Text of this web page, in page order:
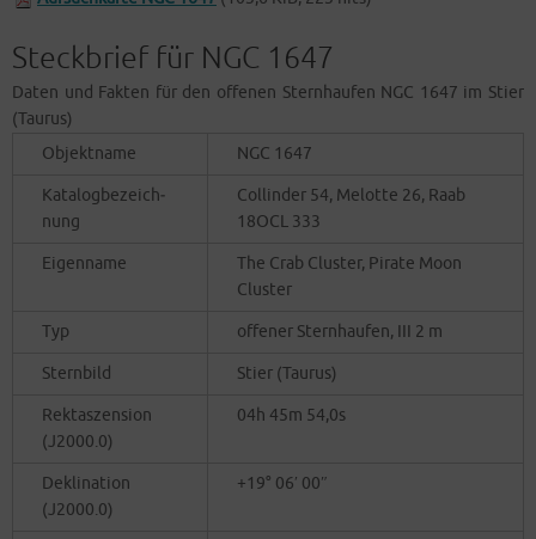
Steckbrief für NGC 1647
Daten und Fak­ten für den offe­nen Stern­hau­fen NGC 1647 im Stier
(Tau­rus)
Objekt­na­me
NGC 1647
Kata­log­be­zeich­
nung
Col­lin­der 54, Melot­te 26, Raab
18OCL 333
Eigen­na­me
The Crab Clus­ter, Pira­te Moon
Cluster
Typ offe­ner Stern­hau­fen, III 2 m
Stern­bild Stier (Tau­rus)
Rekt­aszen­si­on
(J2000.0)
04h 45m 54,0s
Dekli­na­ti­on
(J2000.0)
+19° 06′ 00″